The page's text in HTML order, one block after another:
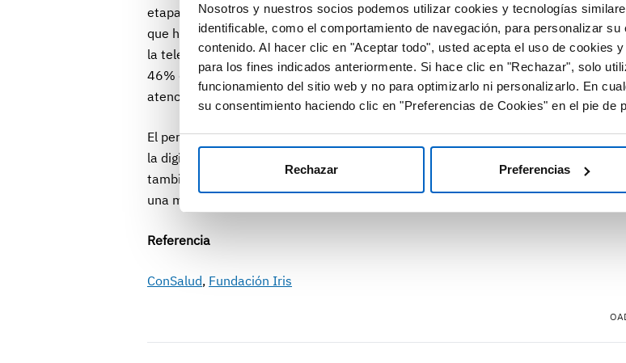
Nosotros y nuestros socios podemos utilizar cookies y tecnologías
identificable, como el comportamiento de navegación, para personalizar
contenido. Al hacer clic en "Aceptar todo", usted acepta el uso de cookies
para los fines indicados anteriormente. Si hace clic en "Rechazar", solo
funcionamiento del sitio web y no para optimizarlo ni personalizarlo. En
su consentimiento haciendo clic en "Preferencias de Cookies" en el pie de
Rechazar Preferencias
etapas del sistema (acceso al sistema, prevención, diagnóstico y tratamiento).
que ha arrojado el estudio son que casi el 90% de los pacientes encuestados
la telemedicina y un 43% de las personas valora los avances en asistencia
46% de la muestra estudiada prefiere un modelo híbrido, que combine
atención sanitaria a distancia o en remoto.
El perfil de paciente que se ha adaptado mejor a la telemedicina tiene cierta
la digitalización en su vida diaria. El 26% de la muestra que repetiría su consulta a
también monitoriza su salud (45%) y utiliza apps para ello (48%). Este sector ha
una mejora notable (7.7) en el sistema sanitario español.
Referencia
ConSalud, Fundación Iris